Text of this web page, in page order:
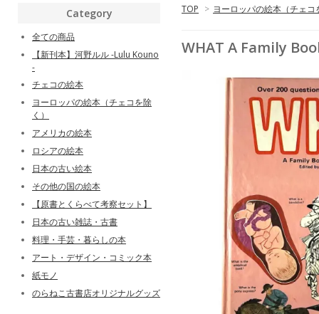
TOP > ヨーロッパの絵本（チェコ
WHAT A Family
Category
全ての商品
【新刊本】河野ルル -Lulu Kouno
-
チェコの絵本
ヨーロッパの絵本（チェコを除
く）
アメリカの絵本
ロシアの絵本
日本の古い絵本
その他の国の絵本
【原書とくらべて考察セット】
日本の古い雑誌・古書
料理・手芸・暮らしの本
アート・デザイン・コミック本
紙モノ
のらねこ古書店オリジナルグッズ